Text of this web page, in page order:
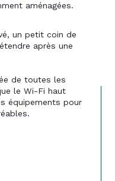
aménagées.
un petit coin de
après une
de toutes les
le Wi-Fi haut
équipements pour